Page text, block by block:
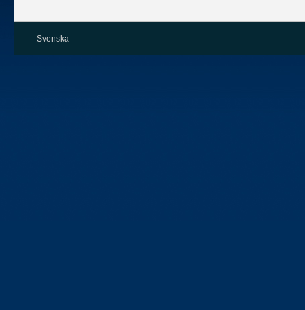
Svenska